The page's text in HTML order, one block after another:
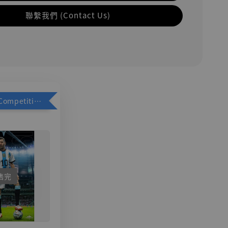
聯繫我們 (Contact Us)
加購優惠【Competitive Toys 梅西 [CM001]】
完